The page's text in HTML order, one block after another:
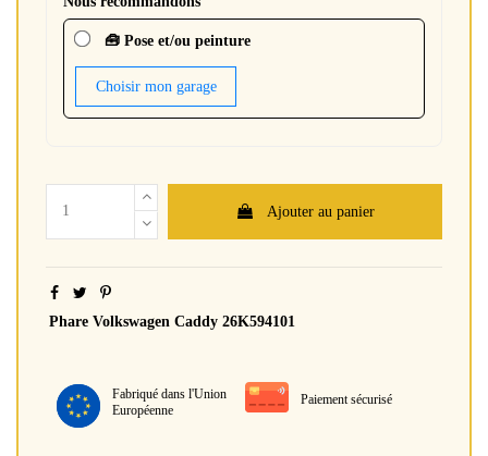
🧰 Pose et/ou peinture
Choisir mon garage
Ajouter au panier
Phare Volkswagen Caddy 26K594101
Fabriqué dans l'Union
Européenne
Paiement sécurisé